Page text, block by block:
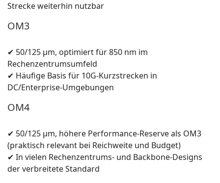
Strecke weiterhin nutzbar
OM3
✔ 50/125 µm, optimiert für 850 nm im
Rechenzentrumsumfeld
✔ Häufige Basis für 10G-Kurzstrecken in
DC/Enterprise-Umgebungen
OM4
✔ 50/125 µm, höhere Performance-Reserve als OM3
(praktisch relevant bei Reichweite und Budget)
✔ In vielen Rechenzentrums- und Backbone-Designs
der verbreitete Standard